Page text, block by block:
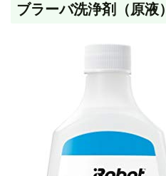
ブラーバ洗浄剤（原液）